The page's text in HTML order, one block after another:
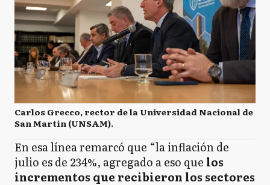
Carlos Grecco, rector de la Universidad Nacional de
San Martín (UNSAM).
En esa línea remarcó que “la inflación de
julio es de 234%, agregado a eso que los
incrementos que recibieron los sectores